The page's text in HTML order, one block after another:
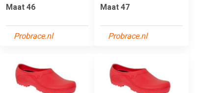
Maat 46
Probrace.nl
Maat 47
Probrace.nl